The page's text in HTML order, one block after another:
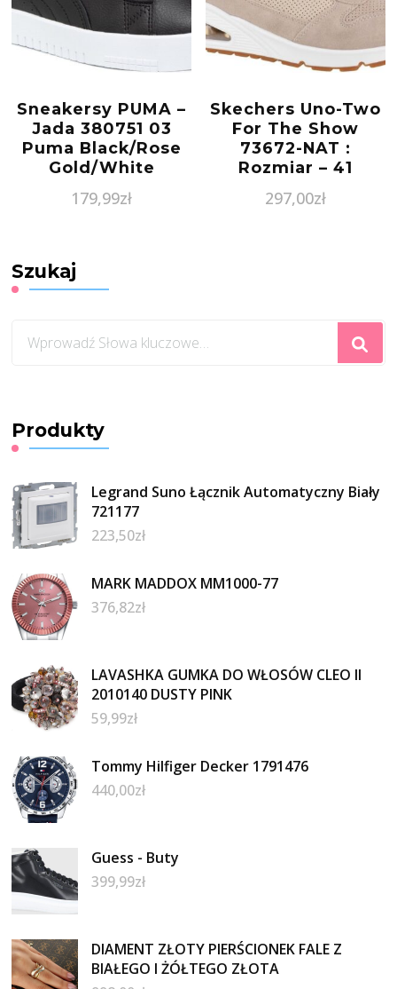
Sneakersy PUMA –
Jada 380751 03
Puma Black/Rose
Gold/White
179,99zł
Skechers Uno-Two
For The Show
73672-NAT :
Rozmiar – 41
297,00zł
Szukaj
czegoś?
Produkty
Legrand Suno Łącznik Automatyczny Biały
721177
223,50zł
MARK MADDOX MM1000-77
376,82zł
LAVASHKA GUMKA DO WŁOSÓW CLEO II
2010140 DUSTY PINK
59,99zł
Tommy Hilfiger Decker 1791476
440,00zł
Guess - Buty
399,99zł
DIAMENT ZŁOTY PIERŚCIONEK FALE Z
BIAŁEGO I ŻÓŁTEGO ZŁOTA